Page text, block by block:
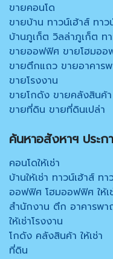
ขายคอนโด
ขายบ้าน ทาวน์เฮ้าส์ ทาว
บ้านภูเก็ต วิลล่าภูเก็ต ท
ขายออฟฟิศ ขายโฮมอ
ขายตึกแถว ขายอาคาร
ขายโรงงาน
ขายโกดัง ขายคลังสินค้า
ขายที่ดิน ขายที่ดินเปล่า
ค้นหาอสังหาฯ ประก
คอนโดให้เช่า
บ้านให้เช่า ทาวน์เฮ้าส์ ทา
ออฟฟิศ โฮมออฟฟิศ ให้เ
สำนักงาน ตึก อาคารพา
ให้เช่าโรงงาน
โกดัง คลังสินค้า ให้เช่า
ที่ดิน